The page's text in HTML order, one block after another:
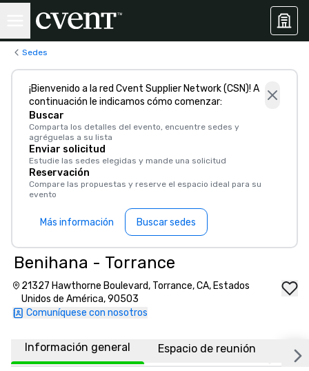
Sedes
¡Bienvenido a la red Cvent Supplier Network (CSN)! A
continuación le indicamos cómo comenzar:
Buscar
Comparta los detalles del evento, encuentre sedes y
agréguelas a su lista
Enviar solicitud
Estudie las sedes elegidas y mande una solicitud
Reservación
Compare las propuestas y reserve el espacio ideal para su
evento
Más información Buscar sedes
Benihana - Torrance
21327 Hawthorne Boulevard, Torrance, CA, Estados
Unidos de América, 90503
Comuníquese con nosotros
Información general Espacio de reunión